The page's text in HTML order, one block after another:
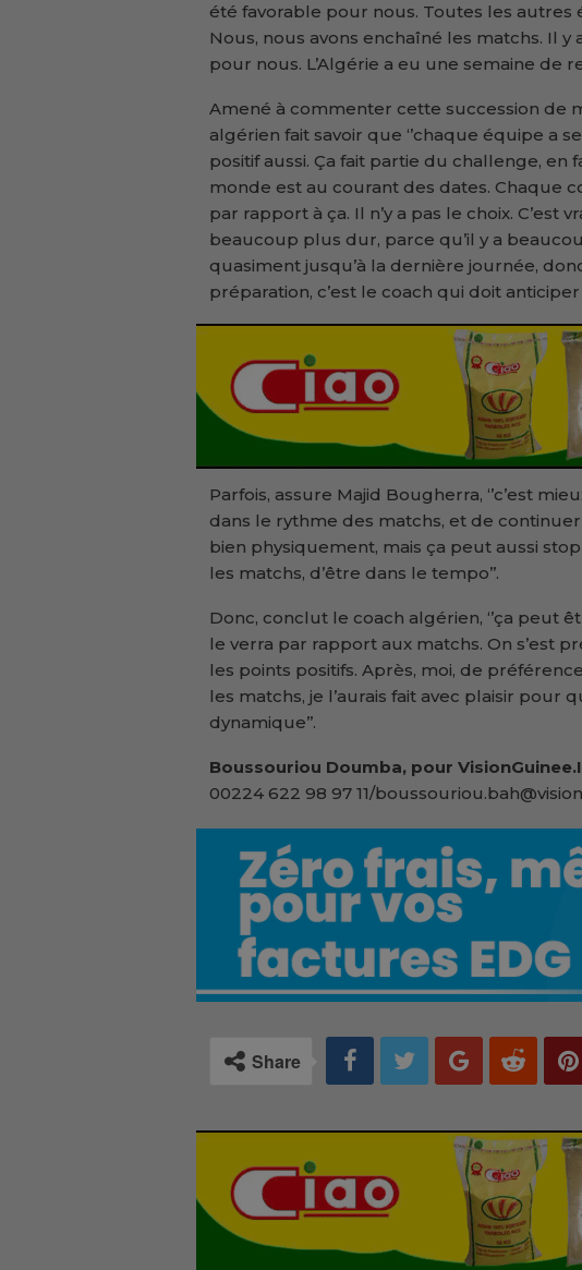
été favorable pour nous. Toutes les
Nous, nous avons enchaîné les matchs. Il y
pour nous. L’Algérie a eu une semaine de
Amené à commenter cette succession de
algérien fait savoir que ‘’chaque équipe a
positif aussi. Ça fait partie du challenge, en
monde est au courant des dates. Chaque
par rapport à ça. Il n’y a pas le choix. C’est
beaucoup plus dur, parce qu’il y a
quasiment jusqu’à la dernière journée,
préparation, c’est le coach qui doit anticiper
Parfois, assure Majid Bougherra, ‘’c’est
dans le rythme des matchs, et de
bien physiquement, mais ça peut aussi
les matchs, d’être dans le tempo’’.
Donc, conclut le coach algérien, ‘’ça peut
le verra par rapport aux matchs. On s’est
les points positifs. Après, moi, de
les matchs, je l’aurais fait avec plaisir pour
dynamique’’.
Boussouriou Doumba, pour
00224 622 98 97 11/
Share